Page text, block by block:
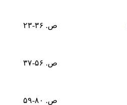
ص. ۳۶-۲۳
ص. ۵۶-۳۷
ص. ۸۰-۵۹